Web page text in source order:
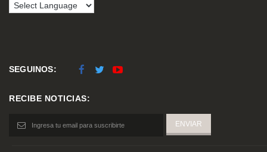
SEGUINOS:
RECIBE NOTICIAS: